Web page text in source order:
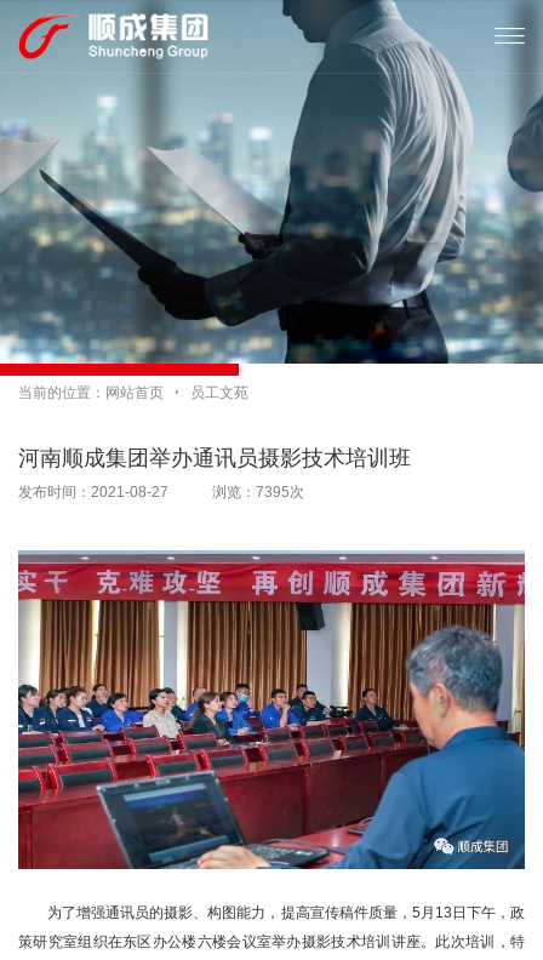

当前的位置： 网站首页  员工文苑
河南顺成集团举办通讯员摄影技术培训班
发布时间：2021-08-27 浏览：7395次
为了增强通讯员的摄影、构图能力，提高宣传稿件质量，5月13日下午，政
策研究室组织在东区办公楼六楼会议室举办摄影技术培训讲座。此次培训，特